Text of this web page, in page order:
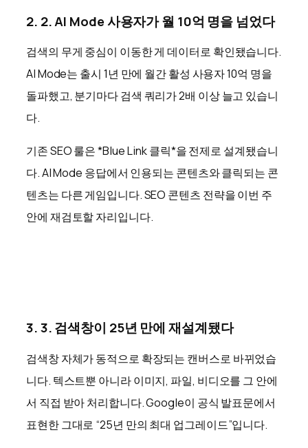
2. 2. AI Mode 사용자가 월 10억 명을 넘었다
검색의 무게 중심이 이동한 게 데이터로 확인됐습니다.
AI Mode는 출시 1년 만에 월간 활성 사용자 10억 명을
돌파했고, 분기마다 검색 쿼리가 2배 이상 늘고 있습니
다.
기존 SEO 룰은 *Blue Link 클릭*을 전제로 설계됐습니
다. AI Mode 응답에서 인용되는 콘텐츠와 클릭되는 콘
텐츠는 다른 게임입니다. SEO 콘텐츠 전략을 이번 주
안에 재검토할 자리입니다.
3. 3. 검색창이 25년 만에 재설계됐다
검색창 자체가 동적으로 확장되는 캔버스로 바뀌었습
니다. 텍스트뿐 아니라 이미지, 파일, 비디오를 그 안에
서 직접 받아 처리합니다. Google이 공식 발표문에서
표현한 그대로 “25년 만의 최대 업그레이드”입니다.